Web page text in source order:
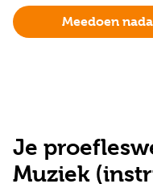
Meedoen
Je
Muziek